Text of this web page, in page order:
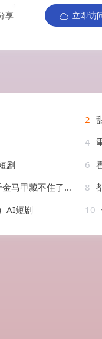
享 立即访
2
4
剧 6
了（66集）AI短剧 8
AI短剧 10